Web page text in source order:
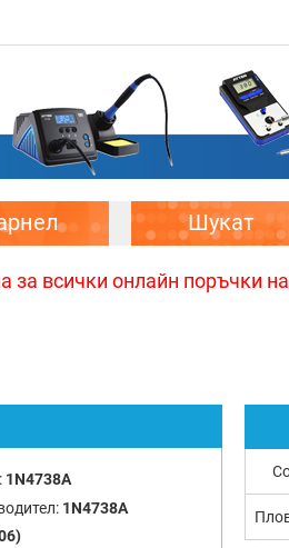
Шукат
за всички онлайн поръчки
1N4738A
1N4738A